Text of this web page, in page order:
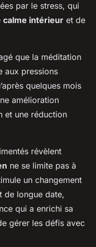
par le stress, qui
calme intérieur et de
que la méditation
aux pressions
quelques mois
amélioration
et une réduction
révèlent
ne se limite pas à
un changement
de longue date,
qui a enrichi sa
gérer les défis avec